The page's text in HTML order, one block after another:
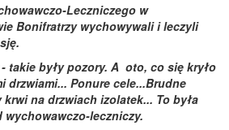
Leczniczego w
Bonifratrzy wychowywali i leczyli
takie były pozory. A oto, co się kryło
drzwiami... Ponure cele...Brudne
na drzwiach izolatek... To była
wychowawczo-leczniczy.